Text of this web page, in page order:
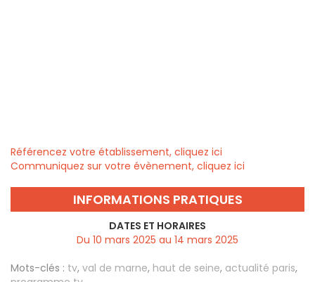
Référencez votre établissement, cliquez ici
Communiquez sur votre évènement, cliquez ici
INFORMATIONS PRATIQUES
DATES ET HORAIRES
Du 10 mars 2025 au 14 mars 2025
Mots-clés : tv, val de marne, haut de seine, actualité paris,